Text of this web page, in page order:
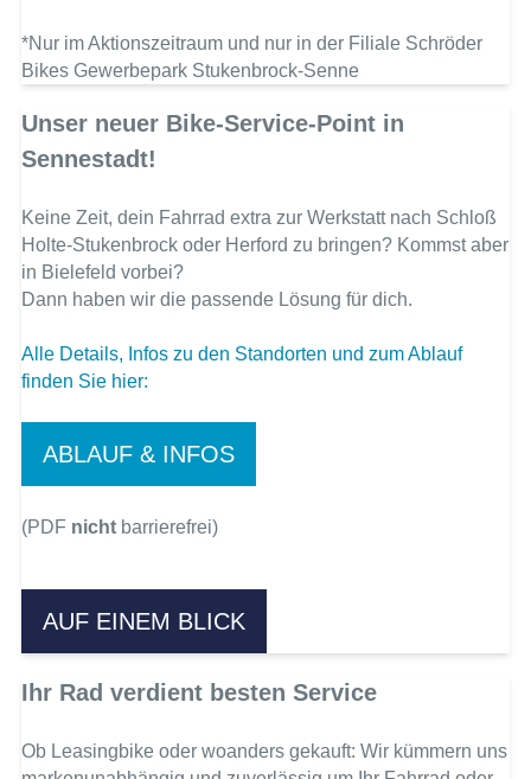
*Nur im Aktionszeitraum und nur in der Filiale Schröder
Bikes Gewerbepark Stukenbrock-Senne
Unser neuer Bike-Service-Point in
Sennestadt!
Keine Zeit, dein Fahrrad extra zur Werkstatt nach Schloß
Holte-Stukenbrock oder Herford zu bringen? Kommst aber
in Bielefeld vorbei?
Dann haben wir die passende Lösung für dich.
Alle Details, Infos zu den Standorten und zum Ablauf
finden Sie hier:
ABLAUF & INFOS
(PDF nicht barrierefrei)
AUF EINEM BLICK
Ihr Rad verdient besten Service
Ob Leasingbike oder woanders gekauft: Wir kümmern uns